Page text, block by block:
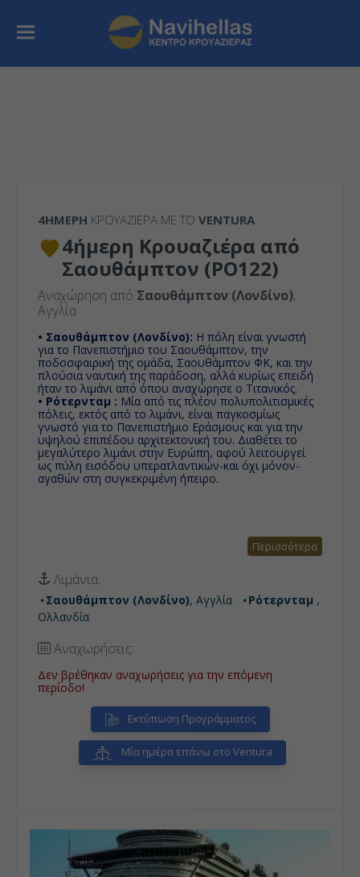
4ΉΜΕΡΗ ΚΡΟΥΑΖΙΕΡΑ ΜΕ ΤΟVENTURA
4ήμερη Κρουαζιέρα από
Σαουθάμπτον (PO122)
Αναχώρηση από Σαουθάμπτον (Λονδίνο),
Αγγλία
• Σαουθάμπτον (Λονδίνο): H πόλη είναι γνωστή
για το Πανεπιστήμιο του Σαουθάμπτον, την
ποδοσφαιρική της ομάδα, Σαουθάμπτον ΦΚ, και την
πλούσια ναυτική της παράδοση, αλλά κυρίως επειδή
ήταν το λιμάνι από όπου αναχώρησε ο Τιτανικός.
• Ρότερνταμ : Μία από τις πλέον πολυπολιτισμικές
πόλεις, εκτός από το λιμάνι, είναι παγκοσμίως
γνωστό για το Πανεπιστήμιο Εράσμους και για την
υψηλού επιπέδου αρχιτεκτονική του. Διαθέτει το
μεγαλύτερο λιμάνι στην Ευρώπη, αφού λειτουργεί
ως πύλη εισόδου υπερατλαντικών-και όχι μόνον-
αγαθών στη συγκεκριμένη ήπειρο.
Περισσότερα
Λιμάνια:
Σαουθάμπτον (Λονδίνο), Αγγλία Ρότερνταμ ,
Ολλανδία
Αναχωρήσεις:
Δεν βρέθηκαν αναχωρήσεις για την επόμενη
περίοδο!
Εκτύπωση Προγράμματος
Μία ημέρα επάνω στο Ventura